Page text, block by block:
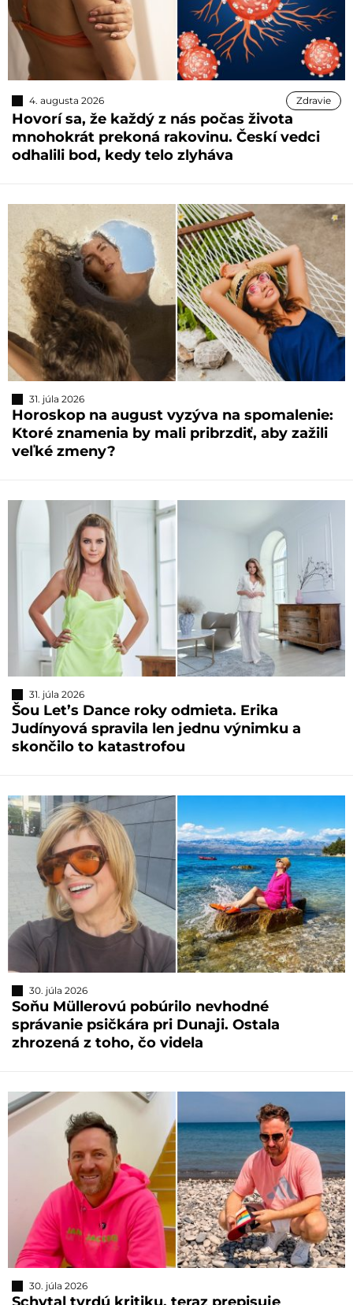
4. augusta 2026 Zdravie
Hovorí sa, že každý z nás počas života
mnohokrát prekoná rakovinu. Českí vedci
odhalili bod, kedy telo zlyháva
31. júla 2026
Horoskop na august vyzýva na spomalenie:
Ktoré znamenia by mali pribrzdiť, aby zažili
veľké zmeny?
31. júla 2026
Šou Let’s Dance roky odmieta. Erika
Judínyová spravila len jednu výnimku a
skončilo to katastrofou
30. júla 2026
Soňu Müllerovú pobúrilo nevhodné
správanie psičkára pri Dunaji. Ostala
zhrozená z toho, čo videla
30. júla 2026